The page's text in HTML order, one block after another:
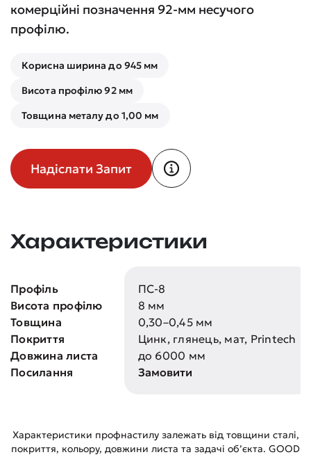
комерційні позначення 92-мм несучого
профілю.
Корисна ширина до 945 мм
Висота профілю 92 мм
Товщина металу до 1,00 мм
Надіслати Запит
Характеристики
Профіль
Висота профілю
Товщина
Покриття
Довжина листа
Посилання
ПС-8
8 мм
0,30–0,45 мм
Цинк, глянець, мат, Printech
до 6000 мм
Замовити
Характеристики профнастилу залежать від товщини сталі,
покриття, кольору, довжини листа та задачі об’єкта. GOOD